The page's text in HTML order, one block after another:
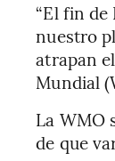
“El fin
nuestro
atrapan
Mundial
La WMO
de que